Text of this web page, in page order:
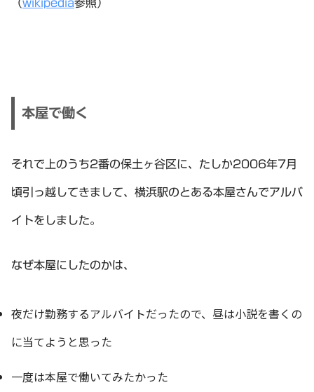
（wikipedia参照）
本屋で働く
それで上のうち2番の保土ヶ谷区に、たしか2006年7月
頃引っ越してきまして、横浜駅のとある本屋さんでアルバ
イトをしました。
なぜ本屋にしたのかは、
夜だけ勤務するアルバイトだったので、昼は小説を書くの
に当てようと思った
一度は本屋で働いてみたかった